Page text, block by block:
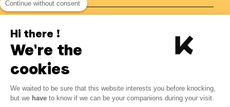
4.33€ 3.68€ -15% ?
Bespaar 0.65 € met K+
België/ NL
Continue without consent
Hi there !
We're the
cookies
We waited to be sure that this website interests you before knocking,
but we have to know if we can be your companions during your visit.